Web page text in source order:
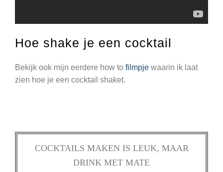
Hoe shake je een cocktail
Bekijk ook mijn eerdere how to filmpje waarin ik laat
zien hoe je een cocktail shaket.
COCKTAILS MAKEN IS LEUK, MAAR
DRINK MET MATE